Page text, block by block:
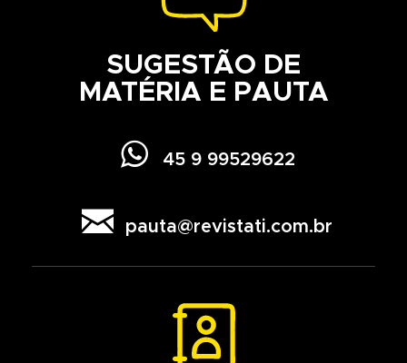
SUGESTÃO DE
MATÉRIA E PAUTA
 45 9 99529622
 pauta@revistati.com.br